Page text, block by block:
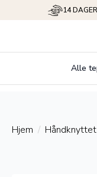
14
Alle
Hjem Håndknyttet